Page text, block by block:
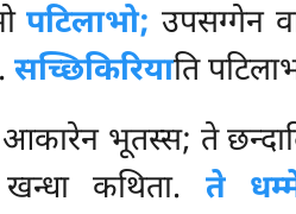
पटिलाभो; उपसग्गेन
सच्छिकिरियाति
भूतस्स; ते
खन्धा कथिता. ते